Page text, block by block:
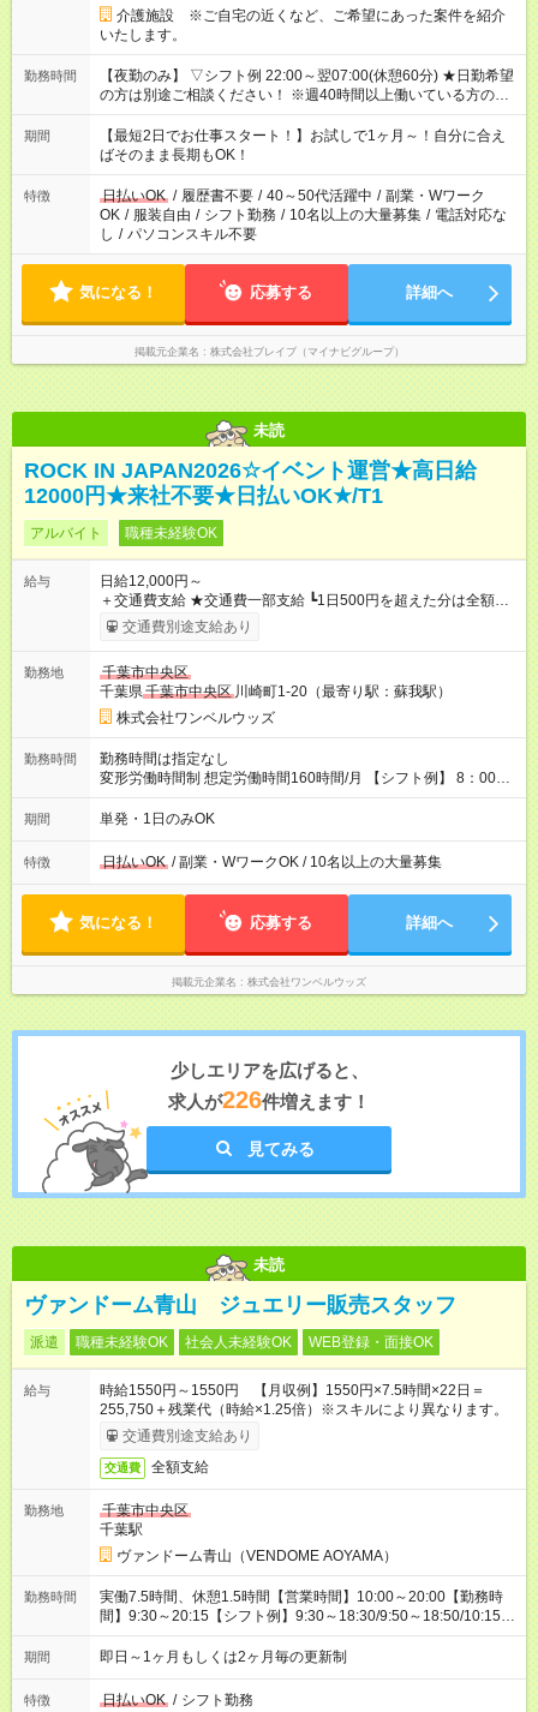
介護施設 ※ご自宅の近くなど、ご希望にあった案件を紹介
いたします。
勤務時間
【夜勤のみ】 ▽シフト例 22:00～翌07:00(休憩60分) ★日勤希望
の方は別途ご相談ください！ ※週40時間以上働いている方のW
ワークはNG
期間
【最短2日でお仕事スタート！】お試しで1ヶ月～！自分に合え
ばそのまま長期もOK！
特徴 日払いOK / 履歴書不要 / 40～50代活躍中 / 副業・Wワーク
OK / 服装自由 / シフト勤務 / 10名以上の大量募集 / 電話対応な
し / パソコンスキル不要
気になる！ 応募する 詳細へ
掲載元企業名 株式会社ブレイブ（マイナビグループ）
未読
ROCK IN JAPAN2026☆イベント運営★高日給
12000円★来社不要★日払いOK★/T1
アルバイト 職種未経験OK
給与
日給12,000円～
＋交通費支給 ★交通費一部支給 ┗1日500円を超えた分は全額支
（規定あり） ┗働いたその日に現金GET♪ お仕事後はコンビニ
なし
交通費別途支給あり
勤務地
千葉市中央区
千葉県千葉市中央区 川崎町1-20（最寄り駅：蘇我駅）
株式会社ワンベルウッズ
勤務時間
勤務時間は指定なし
変形労働時間制 想定労働時間160時間/月 【シフト例】 8：00～
17：00 9：00～19：00 10：00～20：00 10：30～19：30
期間 単発・1日のみOK
特徴 日払いOK / 副業・WワークOK / 10名以上の大量募集
気になる！ 応募する 詳細へ
掲載元企業名 株式会社ワンベルウッズ
少しエリアを広げると、
求人が226件増えます！
見てみる
未読
ヴァンドーム青山 ジュエリー販売スタッフ
派遣 職種未経験OK 社会人未経験OK WEB登録・面接OK
給与
時給1550円～1550円 【月収例】1550円×7.5時間×22日＝
255,750＋残業代（時給×1.25倍）※スキルにより異なります。
交通費別途支給あり
交通費 全額支給
勤務地
千葉市中央区
千葉駅
ヴァンドーム青山（VENDOME AOYAMA）
勤務時間
実働7.5時間、休憩1.5時間【営業時間】10:00～20:00【勤務時
間】9:30～20:15【シフト例】9:30～18:30/9:50～18:50/10:15～
19:15/10:30～19:30/11:15～20:15
期間 即日～1ヶ月もしくは2ヶ月毎の更新制
特徴 日払いOK / シフト勤務